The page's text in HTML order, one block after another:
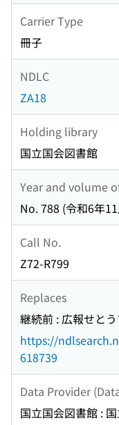
Carrier Type
冊子
NDLC
ZA18
Holding library
国立国会図書館
Year and volume
No. 788 (令和6年
Call No.
Z72-R799
Replaces
継続前 : 広報せと
https://
618739
Data Provider
国立国会図書館 :